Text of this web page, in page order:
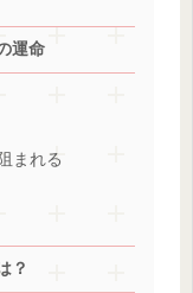
運命
まれる
？